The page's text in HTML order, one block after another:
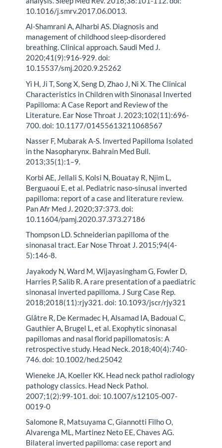
10.1016/j.smrv.2017.06.0013.
Al-Shamrani A, Alharbi AS. Diagnosis and
management of childhood sleep-disordered
breathing. Clinical approach. Saudi Med J.
2020;41(9):916-929. doi:
10.15537/smj.2020.9.25262
Yi H, Ji T, Song X, Seng D, Zhao J, Ni X. The Clinical
Characteristics in Children with Sinonasal Inverted
Papilloma: A Case Report and Review of the
Literature. Ear Nose Throat J. 2023;102(11):696-
700. doi: 10.1177/01455613211068567
Nasser F, Mubarak A-S. Inverted Papilloma Isolated
in the Nasopharynx. Bahrain Med Bull.
2013;35(1):1–9.
Korbi AE, Jellali S, Kolsi N, Bouatay R, Njim L,
Berguaoui E, et al. Pediatric naso-sinusal inverted
papilloma: report of a case and literature review.
Pan Afr Med J. 2020;37:373. doi:
10.11604/pamj.2020.37.373.27186
Thompson LD. Schneiderian papilloma of the
sinonasal tract. Ear Nose Throat J. 2015;94(4-
5):146-8.
Jayakody N, Ward M, Wijayasingham G, Fowler D,
Harries P, Salib R. A rare presentation of a paediatric
sinonasal inverted papilloma. J Surg Case Rep.
2018;2018(11):rjy321. doi: 10.1093/jscr/rjy321
Glâtre R, De Kermadec H, Alsamad IA, Badoual C,
Gauthier A, Brugel L, et al. Exophytic sinonasal
papillomas and nasal florid papillomatosis: A
retrospective study. Head Neck. 2018;40(4):740-
746. doi: 10.1002/hed.25042
Wieneke JA, Koeller KK. Head neck pathol radiology
pathology classics. Head Neck Pathol.
2007;1(2):99-101. doi: 10.1007/s12105-007-
0019-0
Salomone R, Matsuyama C, Giannotti Filho O,
Alvarenga ML, Martinez Neto EE, Chaves AG.
Bilateral inverted papilloma: case report and